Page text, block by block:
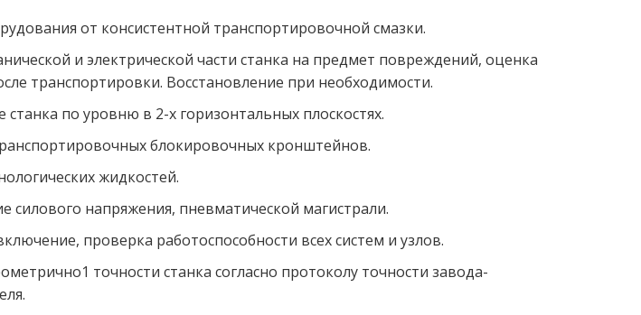
от консистентной транспортировочной смазки.
и электрической части станка на предмет повреждений, оценка
транспортировки. Восстановление при необходимости.
станка по уровню в 2-х горизонтальных плоскостях.
блокировочных кронштейнов.
жидкостей.
силового напряжения, пневматической магистрали.
проверка работоспособности всех систем и узлов.
точности станка согласно протоколу точности завода-